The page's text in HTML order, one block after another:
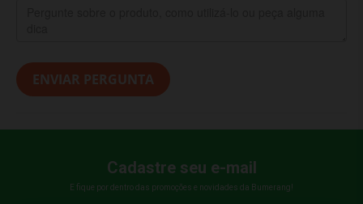
ENVIAR PERGUNTA
Cadastre seu e-mail
E fique por dentro das promoções e novidades da Bumerang!